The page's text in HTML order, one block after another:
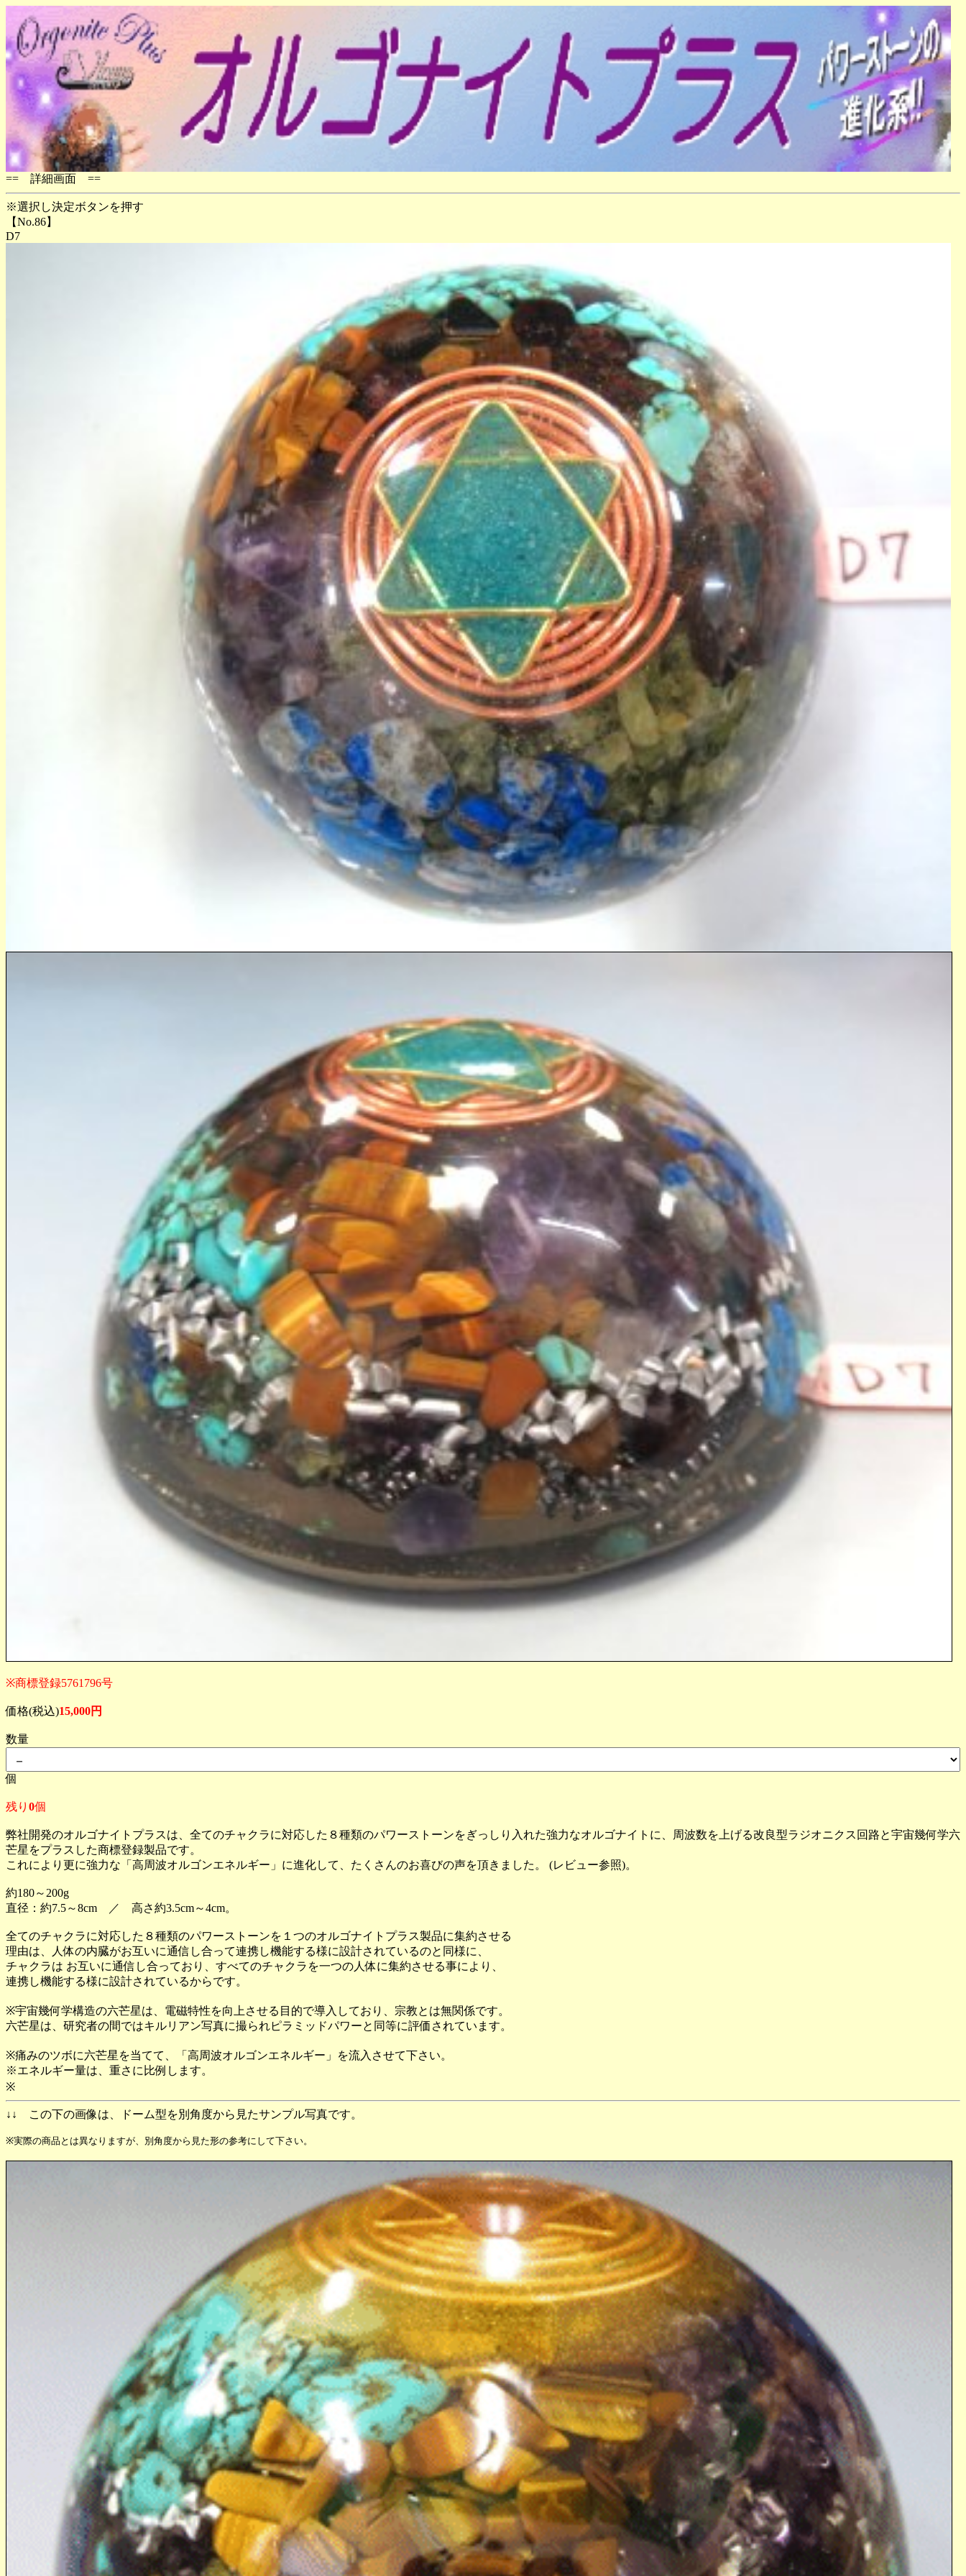
== 詳細画面 ==
※選択し決定ボタンを押す
【No.86】
D7
※商標登録5761796号
価格(税込)15,000円
数量
個
残り 0個
弊社開発のオルゴナイトプラスは、全てのチャクラに対応した８種類のパワーストーンをぎっしり入れた強力なオルゴナイトに、周波数を上げる改良型ラジオニクス回路と宇宙幾何学六
芒星をプラスした商標登録製品です。
これにより更に強力な「高周波オルゴンエネルギー」に進化して、たくさんのお喜びの声を頂きました。 (レビュー参照)。
約180～200g
直径：約7.5～8cm ／ 高さ約3.5cm～4cm。
全てのチャクラに対応した８種類のパワーストーンを１つのオルゴナイトプラス製品に集約させる
理由は、人体の内臓がお互いに通信し合って連携し機能する様に設計されているのと同様に、
チャクラは お互いに通信し合っており、すべてのチャクラを一つの人体に集約させる事により、
連携し機能する様に設計されているからです。
※宇宙幾何学構造の六芒星は、電磁特性を向上させる目的で導入しており、宗教とは無関係です。
六芒星は、研究者の間ではキルリアン写真に撮られピラミッドパワーと同等に評価されています。
※痛みのツボに六芒星を当てて、「高周波オルゴンエネルギー」を流入させて下さい。
※エネルギー量は、重さに比例します。
※
↓↓ この下の画像は、ドーム型を別角度から見たサンプル写真です。
※実際の商品とは異なりますが、別角度から見た形の参考にして下さい。